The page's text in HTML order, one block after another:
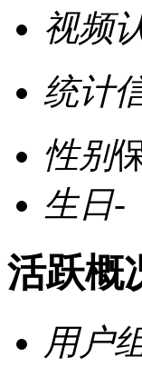
视频
统计
性别
生日-
活跃概
用户